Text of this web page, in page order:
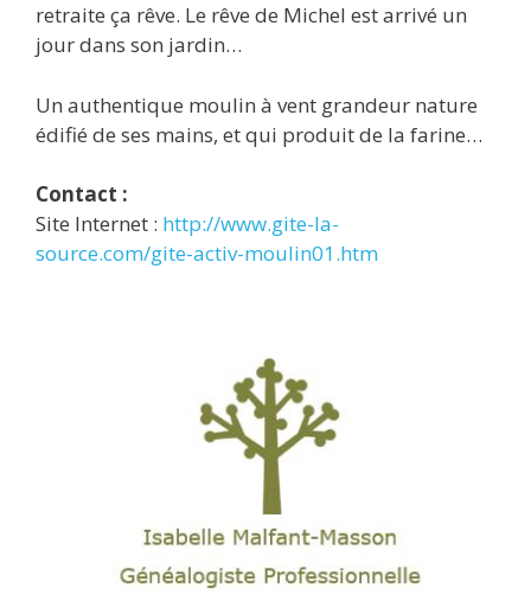
retraite ça rêve. Le rêve de Michel est arrivé un
jour dans son jardin…
Un authentique moulin à vent grandeur nature
édifié de ses mains, et qui produit de la farine…
Contact :
Site Internet : http://www.gite-la-
source.com/gite-activ-moulin01.htm